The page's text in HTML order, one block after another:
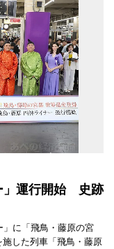
」運行開始 史跡
に「飛鳥・藤原の宮
した列車「飛鳥・藤原